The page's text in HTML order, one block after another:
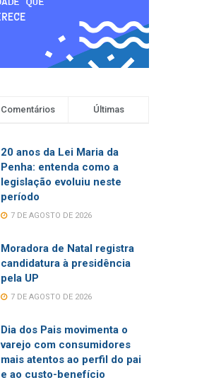
Comentários Últimas
20 anos da Lei Maria da
Penha: entenda como a
legislação evoluiu neste
período
7 DE AGOSTO DE 2026
Moradora de Natal registra
candidatura à presidência
pela UP
7 DE AGOSTO DE 2026
Dia dos Pais movimenta o
varejo com consumidores
mais atentos ao perfil do pai
e ao custo-benefício